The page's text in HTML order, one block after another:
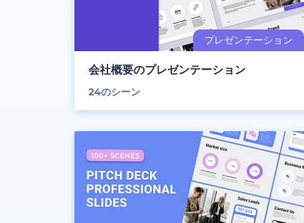
会社概要のプレゼンテーション
24のシーン